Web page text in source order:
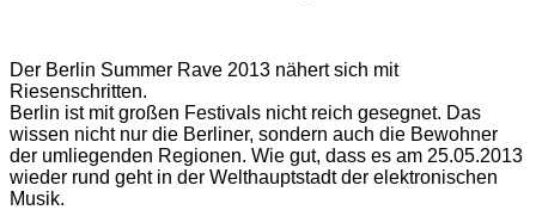
Der Berlin Summer Rave 2013 nähert sich mit
Riesenschritten.
Berlin ist mit großen Festivals nicht reich gesegnet. Das
wissen nicht nur die Berliner, sondern auch die Bewohner
der umliegenden Regionen. Wie gut, dass es am 25.05.2013
wieder rund geht in der Welthauptstadt der elektronischen
Musik.